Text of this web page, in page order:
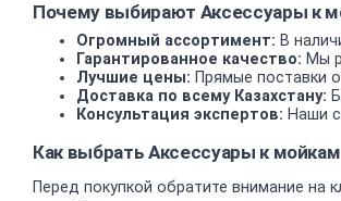
Почему выбирают Аксессуары к
Огромный ассортимент: В
Гарантированное качество: Мы
Лучшие цены: Прямые поставки
Доставка по всему Казахстану:
Консультация экспертов: Наши
Как выбрать Аксессуары к мойкам
Перед покупкой обратите внимание на